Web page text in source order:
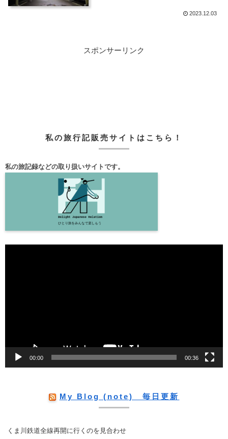
2023.12.03
スポンサーリンク
私の旅行記販売サイトはこちら！
私の旅記録などの取り扱いサイトです。
00:00 00:36
My Blog (note) 毎日更新
くま川鉄道全線再開に行くのを見合わせ